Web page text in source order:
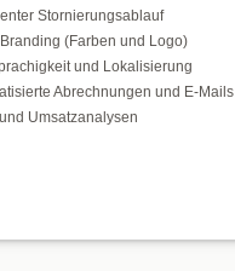
Stornierungsablauf
(Farben und Logo)
und Lokalisierung
Abrechnungen und E-Mails
Umsatzanalysen